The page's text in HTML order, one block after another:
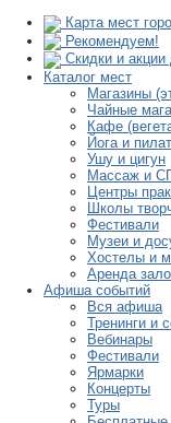
Карта мест
Рекомендуем!
Скидки и акции
Каталог мест
Магазины
Чайные
Кафе
Йога и
Ушу и цигун
Массаж и
Центры
Школы
Фестивали
Музеи и
Хостелы и
Аренда
Афиша событий
Вся афиша
Тренинги и
Вебинары
Фестивали
Ярмарки
Концерты
Туры